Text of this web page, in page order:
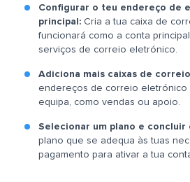
Configurar o teu endereço de
principal: Cria a tua caixa de
funcionará como a conta
serviços de correio eletrónico.
Adiciona mais caixas de
endereços de correio eletrónico
equipa, como vendas ou apoio.
Selecionar um plano e concluir
plano que se adequa às tuas
pagamento para ativar a tua